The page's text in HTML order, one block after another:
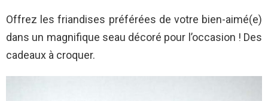
Offrez les friandises préférées de votre bien-aimé(e)
dans un magnifique seau décoré pour l’occasion ! Des
cadeaux à croquer.